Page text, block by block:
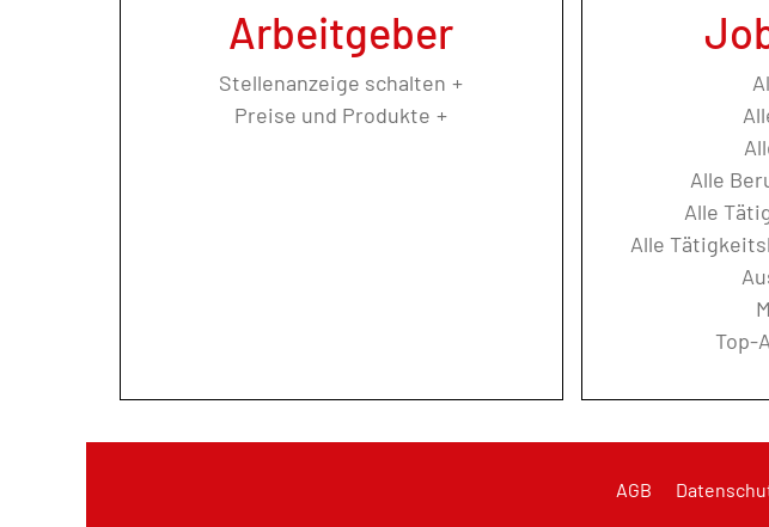
Arbeitgeber
Stellenanzeige schalten
Preise und Produkte
Alle
Alle
Alle
Top-
AGB